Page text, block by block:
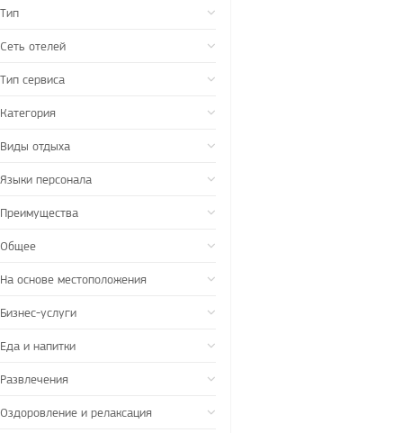
Тип
Сеть отелей
Тип сервиса
Категория
Виды отдыха
Языки персонала
Преимущества
Общее
На основе местоположения
Бизнес-услуги
Еда и напитки
Развлечения
Оздоровление и релаксация